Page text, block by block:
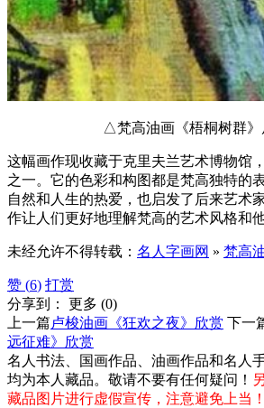
△梵高油画《梧桐树群》
这幅画作现收藏于克里夫兰艺术博物馆
之一。它的色彩和构图都是梵高独特的
自然和人生的热爱，也启发了后来艺术
作让人们更好地理解梵高的艺术风格和
未经允许不得转载： 名人字画网 » 梵高
赞 (6) 打赏
分享到： 更多 (0)
上一篇卢梭油画《狂欢之夜》欣赏 下一
远征难》欣赏
名人书法、国画作品、油画作品和名人
均为本人藏品。敬请不要有任何疑问！
藏品图片进行虚假宣传，注意避免上当！